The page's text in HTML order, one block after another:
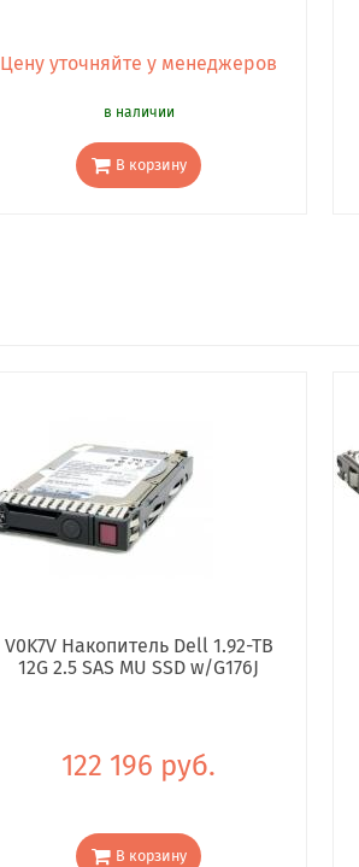
Цену уточняйте у менеджеров
в наличии
В корзину
V0K7V Накопитель Dell 1.92-TB
12G 2.5 SAS MU SSD w/G176J
122 196 руб.
В корзину